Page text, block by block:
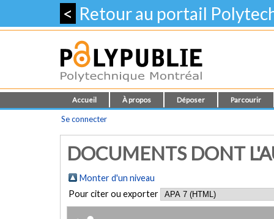
< Retour au portail
Accueil À propos Déposer Parcourir
Se connecter
DOCUMENTS DONT
Monter d'un niveau
Pour citer ou exporter